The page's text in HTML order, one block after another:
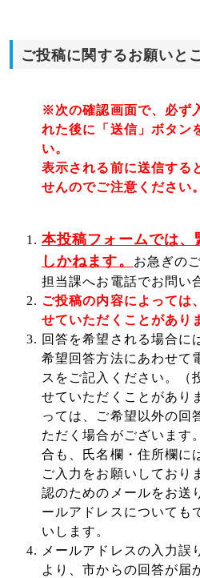
ご投稿に関するお願いと
※次の確認画面で、必ず
れた後に「送信」ボタン
い。
表示される前に送信する
せんのでご注意ください。
本投稿フォームでは、
しかねます。
お急ぎの
担当課へお電話でお問い
ご投稿の内容によっては
せていただくことがあり
回答を希望される場合に
希望回答方法にあわせて
スをご記入ください。（
せていただくことがあり
っては、ご希望以外の回
ただく場合がございます
合も、氏名欄・住所欄に
ご入力をお願いしており
認のためのメールをお送
ールアドレスについても
いします。
メールアドレスの入力誤
より、市からの回答が届